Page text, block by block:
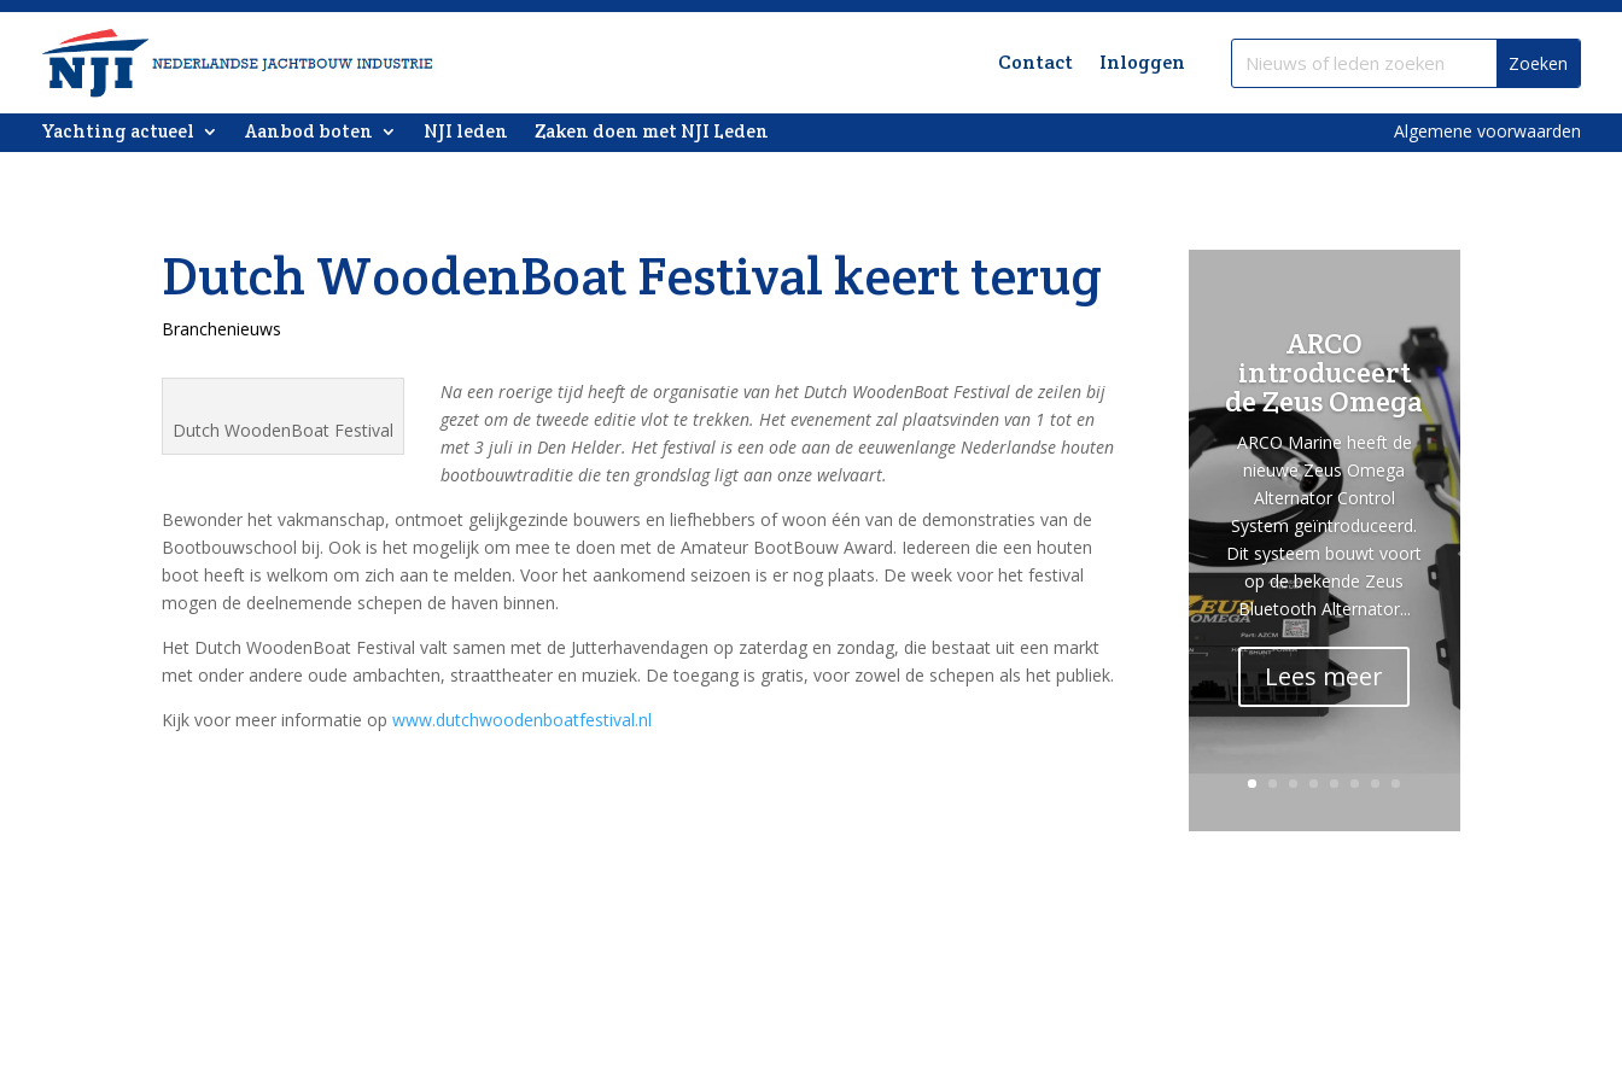
Contact Inloggen
Yachting actueel Aanbod boten NJI leden Zaken doen met NJI Leden Algemene voorwaarden
Dutch WoodenBoat Festival keert terug
Branchenieuws
Dutch WoodenBoat Festival
Na een roerige tijd heeft de organisatie van het Dutch WoodenBoat Festival de zeilen bij
gezet om de tweede editie vlot te trekken. Het evenement zal plaatsvinden van 1 tot en
met 3 juli in Den Helder. Het festival is een ode aan de eeuwenlange Nederlandse houten
bootbouwtraditie die ten grondslag ligt aan onze welvaart.
Bewonder het vakmanschap, ontmoet gelijkgezinde bouwers en liefhebbers of woon één van de demonstraties van de
Bootbouwschool bij. Ook is het mogelijk om mee te doen met de Amateur BootBouw Award. Iedereen die een houten
boot heeft is welkom om zich aan te melden. Voor het aankomend seizoen is er nog plaats. De week voor het festival
mogen de deelnemende schepen de haven binnen.
Het Dutch WoodenBoat Festival valt samen met de Jutterhavendagen op zaterdag en zondag, die bestaat uit een markt
met onder andere oude ambachten, straattheater en muziek. De toegang is gratis, voor zowel de schepen als het publiek.
Kijk voor meer informatie opwww.dutchwoodenboatfestival.nl
ARCO
introduceert
de Zeus Omega
ARCO Marine heeft de
nieuwe Zeus Omega
Alternator Control
System geïntroduceerd.
Dit systeem bouwt voort
op de bekende Zeus
Bluetooth Alternator...
Lees meer